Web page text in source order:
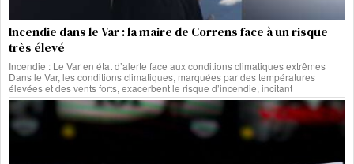
Incendie dans le Var : la maire de Correns face à un risque
très élevé
Incendie : Le Var en état d’alerte face aux conditions climatiques extrêmes
Dans le Var, les conditions climatiques, marquées par des températures
élevées et des vents forts, exacerbent le risque d’incendie, incitant